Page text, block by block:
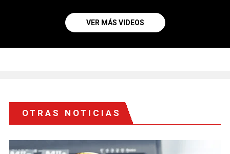
VER MÁS VIDEOS
OTRAS NOTICIAS